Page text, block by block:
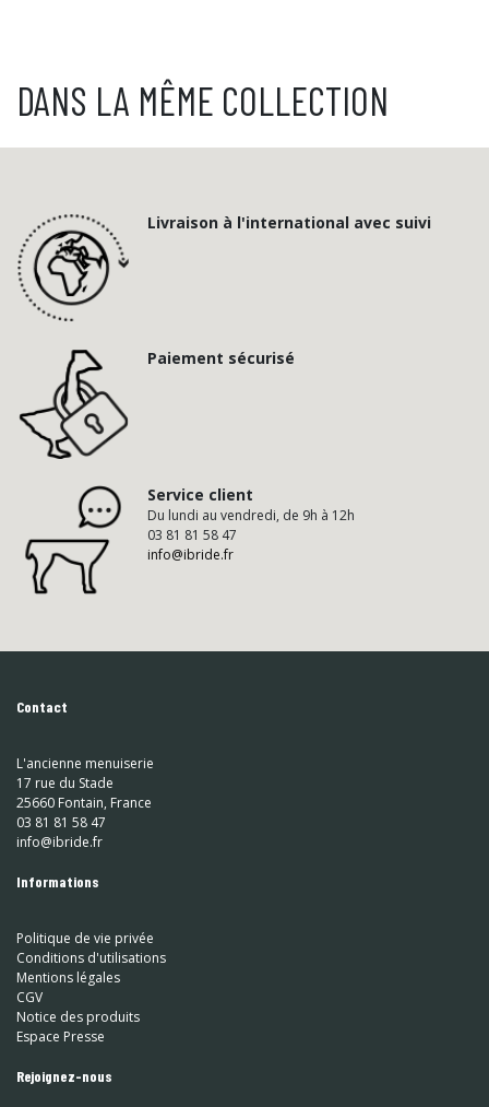
DANS LA MÊME COLLECTION
Livraison à l'international avec suivi
Paiement sécurisé
Service client
Du lundi au vendredi, de 9h à 12h
03 81 81 58 47
info@ibride.fr
Contact
L'ancienne menuiserie
17 rue du Stade
25660 Fontain, France
03 81 81 58 47
info@ibride.fr
Informations
Politique de vie privée
Conditions d'utilisations
Mentions légales
CGV
Notice des produits
Espace Presse
Rejoignez-nous